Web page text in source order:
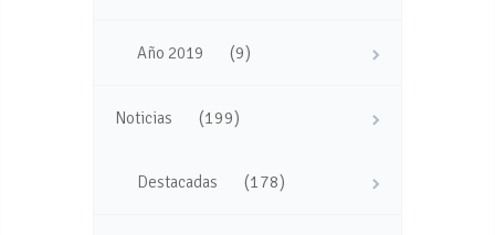
Año 2019 (9)
Noticias (199)
Destacadas (178)